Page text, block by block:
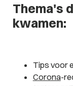
Thema's
kwamen:
Tips voor
Corona-